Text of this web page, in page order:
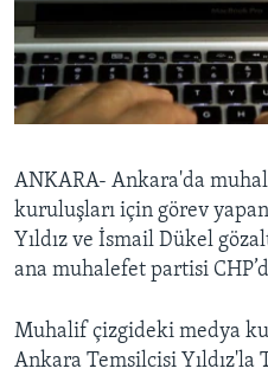
SANAT
BIZI TAKIP EDIN
Diller
ANKARA- Ankara'da
kuruluşları için görev
Yıldız ve İsmail Dükel
ana muhalefet partisi
Muhalif çizgideki medya
Ankara Temsilcisi Yıldız'la